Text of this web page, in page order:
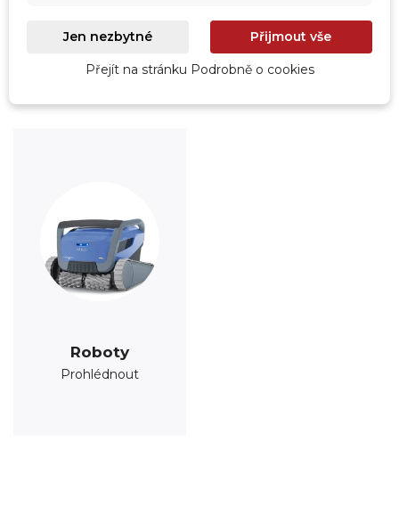
Prohlédnout
Údržba
Prohlédnout
Roboty
Prohlédnout
Jen nezbytné Přijmout vše
Přejít na stránku Podrobně o cookies